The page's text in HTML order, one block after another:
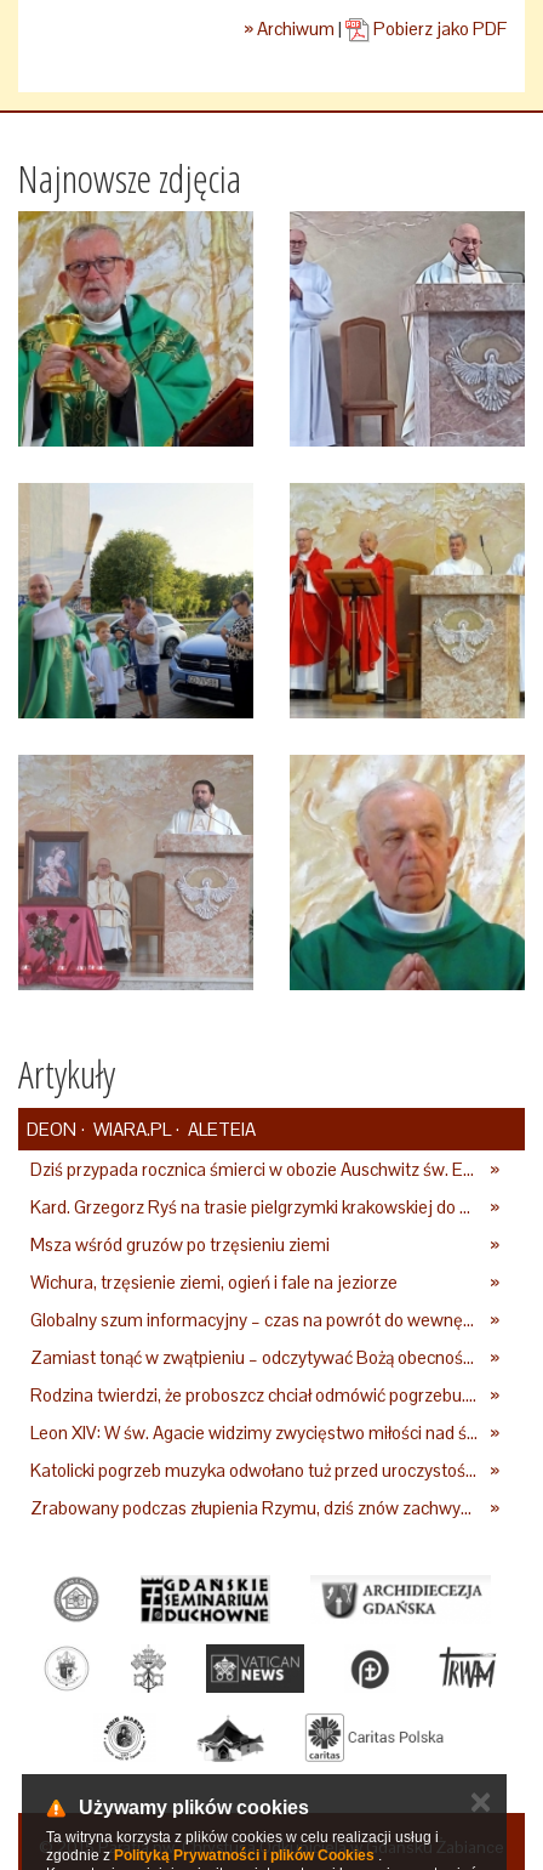
» Archiwum | Pobierz jako PDF
Najnowsze zdjęcia
Artykuły
DEON WIARA.PL
ALETEIA
»
Dziś przypada rocznica śmierci w obozie Auschwitz św. Edyty Stein – co o niej mówił Jan Paweł II?
»
Kard. Grzegorz Ryś na trasie pielgrzymki krakowskiej do Częstochowy
»
Msza wśród gruzów po trzęsieniu ziemi
»
Wichura, trzęsienie ziemi, ogień i fale na jeziorze
»
Globalny szum informacyjny – czas na powrót do wewnętrznej prawdy
»
Zamiast tonąć w zwątpieniu – odczytywać Bożą obecność w burzach codziennego życia
»
Rodzina twierdzi, że proboszcz chciał odmówić pogrzebu. Kuria zapowiada wyjaśnienia
»
Leon XIV: W św. Agacie widzimy zwycięstwo miłości nad śmiercią
»
Katolicki pogrzeb muzyka odwołano tuż przed uroczystością. Powodem była przynależność do masonerii
»
Zrabowany podczas złupienia Rzymu, dziś znów zachwyca. Wyjątkowy arras w Castel Gandolfo
© 2015 Parafia pw. Chrystusa Odkupiciela w Gdańsku Żabiance
Używamy plików cookies
Ta witryna korzysta z plików cookies w celu realizacji usług i
zgodnie z Polityką Prywatności i plików Cookies.
✕